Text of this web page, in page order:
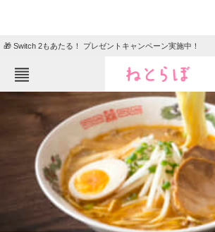
🎁 Switch 2もあたる！ プレゼントキャンペーン実施中！
ねとらぼメニュー
TOP ニュース
エンタメ クイズ
地域
教育・育児
リサーチ